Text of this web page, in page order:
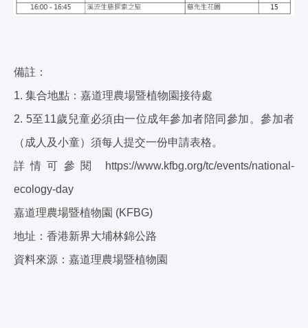
備註：
1. 集合地點：嘉道理農場暨植物園接待處
2. 5至11歲兒童必須由一位成年參加者陪同參加。參加者
（成人及小童）須每人提交一份申請表格。
詳情可參閱 https://www.kfbg.org/tc/events/national-
ecology-day
嘉道理農場暨植物園 (KFBG)
地址：香港新界大埔林錦公路
資料來源：嘉道理農場暨植物園